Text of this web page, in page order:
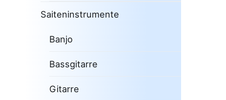
Saiteninstrumente
Banjo
Bassgitarre
Gitarre